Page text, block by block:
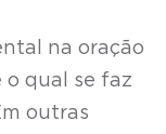
na oração
o qual se faz
outras